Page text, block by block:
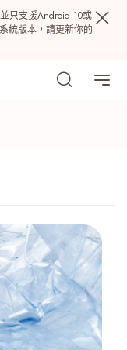
只支援Android 10或
統版本，請更新你的
獎賞